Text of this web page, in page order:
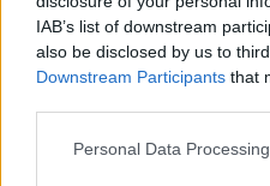
IAB’s list of downstream
also be disclosed by us to
Downstream Participants that
Personal Data
Βαρδινογιάννη- Εξάρχου και
ΔΕΗ
μπορεί να έχουμε θεραπεία